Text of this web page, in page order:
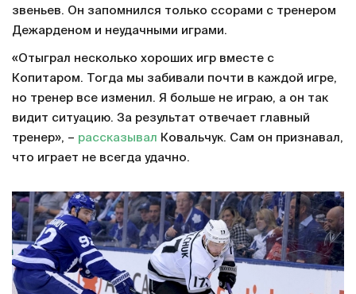
звеньев. Он запомнился только ссорами с тренером
Дежарденом и неудачными играми.
«Отыграл несколько хороших игр вместе с
Копитаром. Тогда мы забивали почти в каждой игре,
но тренер все изменил. Я больше не играю, а он так
видит ситуацию. За результат отвечает главный
тренер», – рассказывал Ковальчук. Сам он признавал,
что играет не всегда удачно.